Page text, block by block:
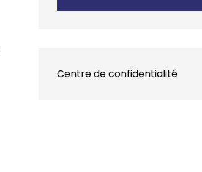
Centre de confidentialité